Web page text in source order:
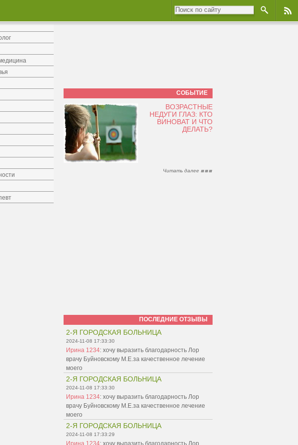
СОБЫТИЕ
ВОЗРАСТНЫЕ
НЕДУГИ ГЛАЗ: КТО
ВИНОВАТ И ЧТО
ДЕЛАТЬ?
Читать далее
ПОСЛЕДНИЕ ОТЗЫВЫ
2-Я ГОРОДСКАЯ БОЛЬНИЦА
2024-11-08 17:33:30
Ирина 1234: хочу выразить благодарность Лор
врачу Буйновскому М.Е.за качественное лечение
моего
2-Я ГОРОДСКАЯ БОЛЬНИЦА
2024-11-08 17:33:30
Ирина 1234: хочу выразить благодарность Лор
врачу Буйновскому М.Е.за качественное лечение
моего
2-Я ГОРОДСКАЯ БОЛЬНИЦА
2024-11-08 17:33:29
Ирина 1234: хочу выразить благодарность Лор